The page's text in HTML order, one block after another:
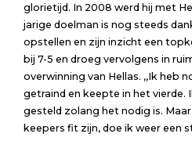
glorietijd. In 2008 werd hij met
jarige doelman is nog steeds
opstellen en zijn inzicht een
bij 7-5 en droeg vervolgens in
overwinning van Hellas. ,,Ik heb
getraind en keepte in het vierde.
gesteld zolang het nodig is.
keepers fit zijn, doe ik weer een